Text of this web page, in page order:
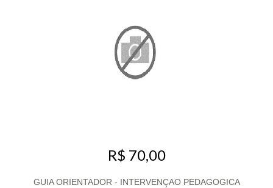
R$ 70,00
GUIA ORIENTADOR - INTERVENÇAO PEDAGOGICA